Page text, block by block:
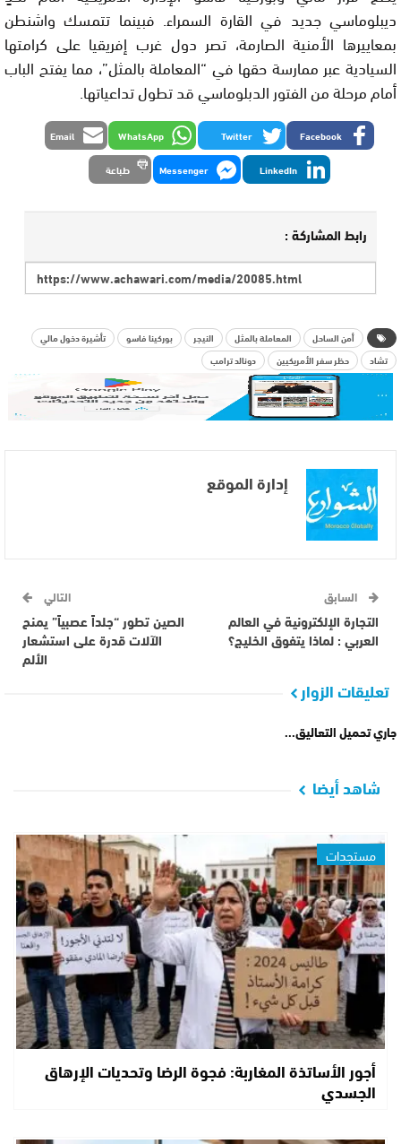
ديبلوماسي جديد في القارة السمراء. فبينما تتمسك واشنطن
بمعاييرها الأمنية الصارمة، تصر دول غرب إفريقيا على كرامتها
السيادية عبر ممارسة حقها في “المعاملة بالمثل”، مما يفتح الباب
أمام مرحلة من الفتور الدبلوماسي قد تطول تداعياتها.
Facebook
Twitter
WhatsApp
Email
LinkedIn
Messenger طباعة
رابط المشاركة :
أمن الساحل المعاملة بالمثل النيجر بوركينا فاسو
تأشيرة دخول مالي
تشاد
حظر سفر الأمريكيين دونالد ترامب
إدارة الموقع
السابق
التجارة الإلكترونية في العالم
العربي : لماذا يتفوق الخليج؟
التالي
الصين تطور “جلداً عصبياً” يمنح
الآلات قدرة على استشعار
الألم
تعليقات الزوار
جاري تحميل التعاليق...
شاهد أيضا
مستجدات
أجور الأساتذة المغاربة: فجوة الرضا وتحديات الإرهاق
الجسدي